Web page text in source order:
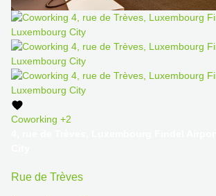
Coworking +2
Rue de Trèves